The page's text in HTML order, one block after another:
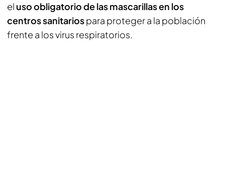
el uso obligatorio de las mascarillas en los
centros sanitariospara proteger a la población
frente a los virus respiratorios.